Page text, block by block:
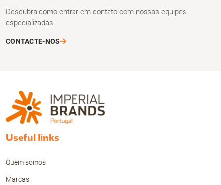
Descubra como entrar em contato com nossas equipes
especializadas.
CONTACTE-NOS
Useful links
Quem somos
Marcas